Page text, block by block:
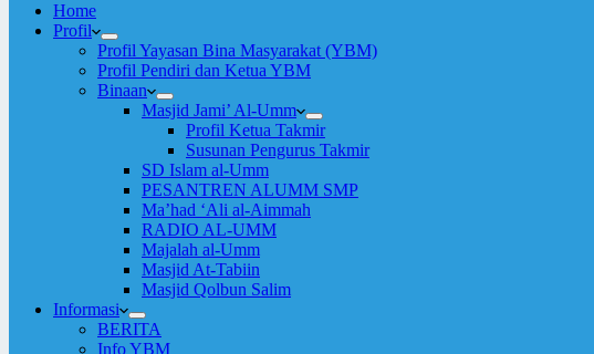
Home
Profil
Profil Yayasan Bina Masyarakat (YBM)
Profil Pendiri dan Ketua YBM
Binaan
Masjid Jami’ Al-Umm
Profil Ketua Takmir
Susunan Pengurus Takmir
SD Islam al-Umm
PESANTREN ALUMM SMP
Ma’had ‘Ali al-Aimmah
RADIO AL-UMM
Majalah al-Umm
Masjid At-Tabiin
Masjid Qolbun Salim
Informasi
BERITA
Info YBM